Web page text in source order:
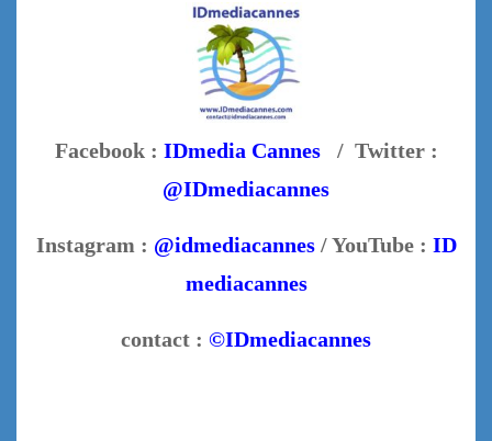
Facebook : IDmedia Cannes/ Twitter :
@IDmediacannes
Instagram : @idmediacannes/ YouTube : ID
mediacannes
contact : ©IDmediacannes